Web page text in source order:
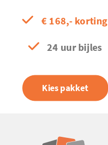
€ 168,- korting
24 uur bijles
Kies pakket